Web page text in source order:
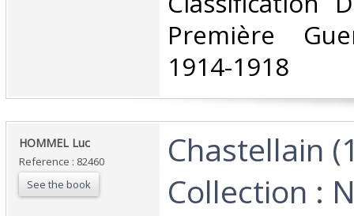
Première
1914-1918‎
‎HOMMEL Luc‎
Reference : 82460
See the book
‎Chastellain
Collection :